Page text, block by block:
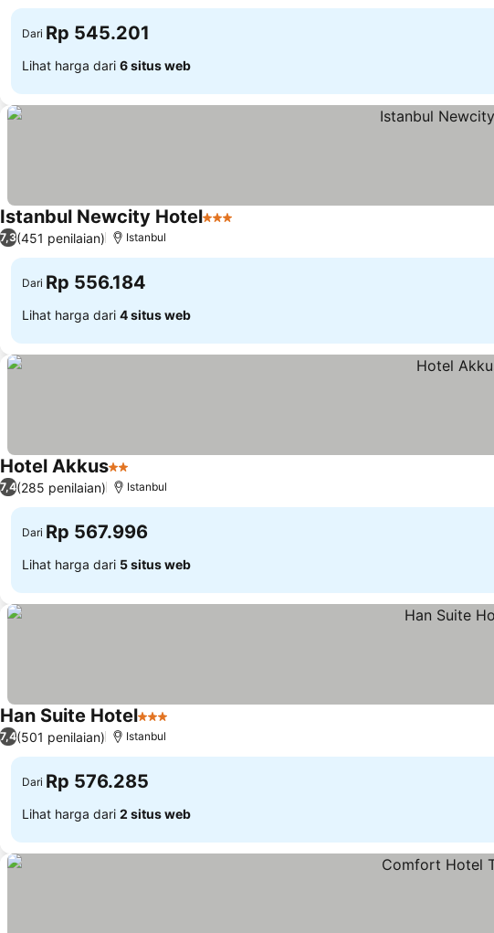
Dari Rp 545.201
Lihat harga dari 6 situs web
Istanbul Newcity Hotel3 Bintang
7,3(451 penilaian) Istanbul
Dari Rp 556.184
Lihat harga dari 4 situs web
Hotel Akkus2 Bintang
7,4(285 penilaian) Istanbul
Dari Rp 567.996
Lihat harga dari 5 situs web
Han Suite Hotel3 Bintang
7,4(501 penilaian) Istanbul
Dari Rp 576.285
Lihat harga dari 2 situs web